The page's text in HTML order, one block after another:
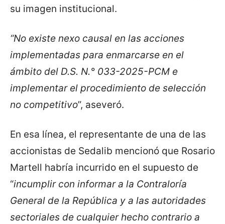
su imagen institucional.
“No existe nexo causal en las acciones
implementadas para enmarcarse en el
ámbito del D.S. N.° 033-2025-PCM e
implementar el procedimiento de selección
no competitivo”, aseveró.
En esa línea, el representante de una de las
accionistas de Sedalib mencionó que Rosario
Martell habría incurrido en el supuesto de
“incumplir con informar a la Contraloría
General de la República y a las autoridades
sectoriales de cualquier hecho contrario a